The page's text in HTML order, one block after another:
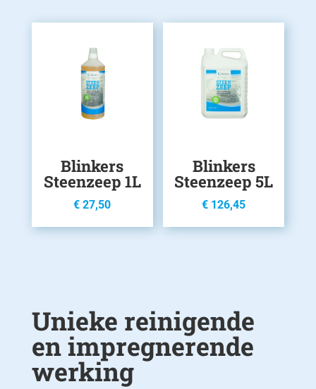
Blinkers
Steenzeep 1L
€ 27,50
Blinkers
Steenzeep 5L
€ 126,45
Unieke reinigende
en impregnerende
werking